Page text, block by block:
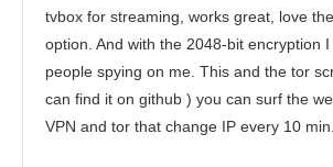
tvbox for streaming, works great, love
option. And with the 2048-bit encryption
people spying on me. This and the tor
can find it on github ) you can surf the
VPN and tor that change IP every 10